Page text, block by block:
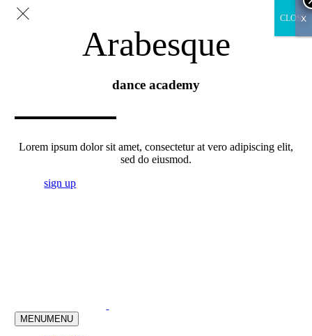
Arabesque
dance academy
Lorem ipsum dolor sit amet, consectetur at vero adipiscing elit,
sed do eiusmod.
sign up
MENUMENU
CLOSE
x